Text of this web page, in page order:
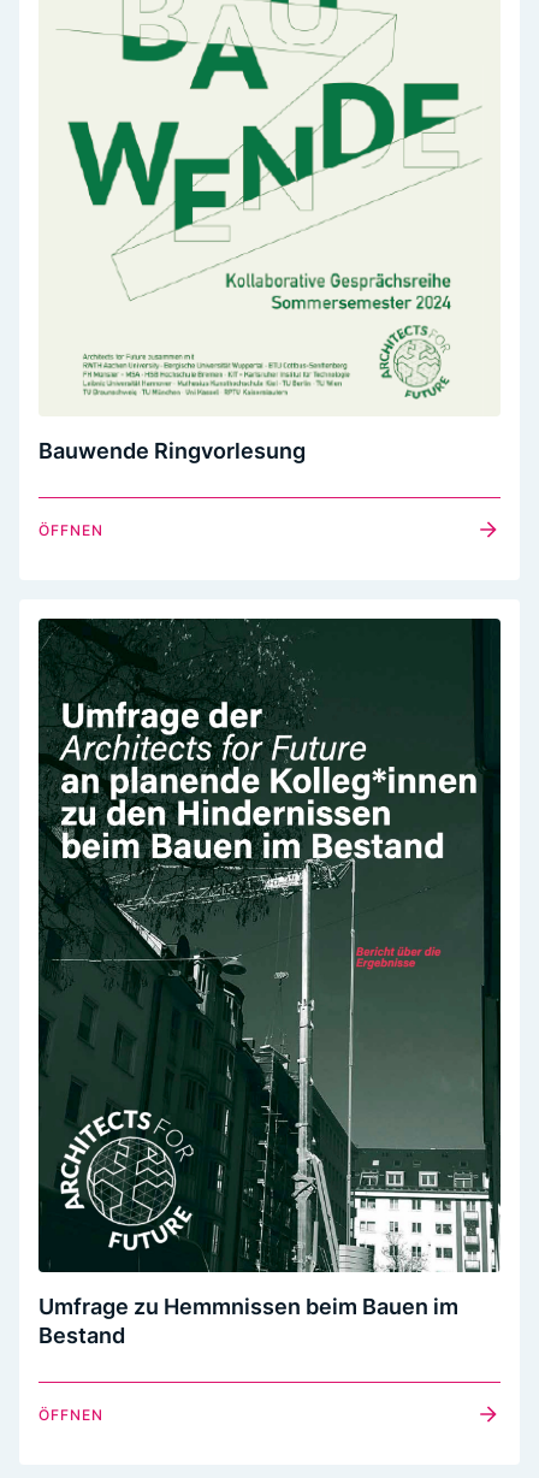
Bauwende Ringvorlesung
ÖFFNEN
Umfrage zu Hemmnissen beim Bauen im
Bestand
ÖFFNEN